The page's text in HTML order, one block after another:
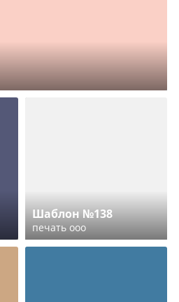
Шаблон №138
печать ооо